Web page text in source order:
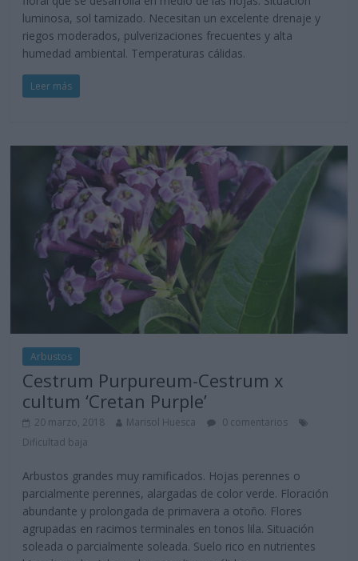
luminosa, sol tamizado. Necesitan un excelente drenaje y
riegos moderados, pulverizaciones frecuentes y alta
humedad ambiental. Temperaturas cálidas.
Leer más
Arbustos
Cestrum Purpureum-Cestrum x
cultum ‘Cretan Purple’
20 marzo, 2018 Marisol Huesca
0 comentarios
Dificultad baja
Arbustos grandes muy ramificados. Hojas perennes o
parcialmente perennes, alargadas de color verde. Floración
abundante y prolongada de primavera a otoño. Flores
agrupadas en racimos terminales en tonos lila. Situación
soleada o parcialmente soleada. Suelo rico en nutrientes